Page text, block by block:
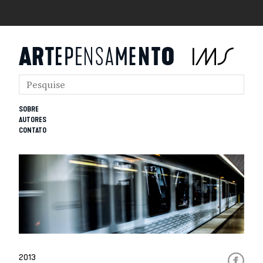
SOBRE
AUTORES
CONTATO
2013